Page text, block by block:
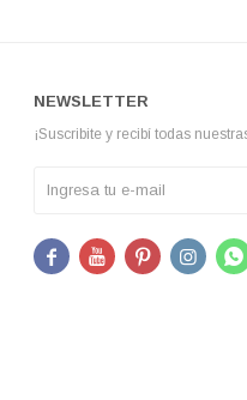
NEWSLETTER
¡Suscribite y recibí todas
    